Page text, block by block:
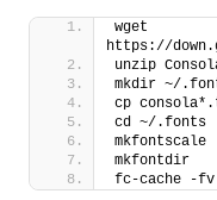
wget
https://
unzip
mkdir ~/
cp
cd ~/.fonts
mkfontscale
mkfontdir
fc-cache -